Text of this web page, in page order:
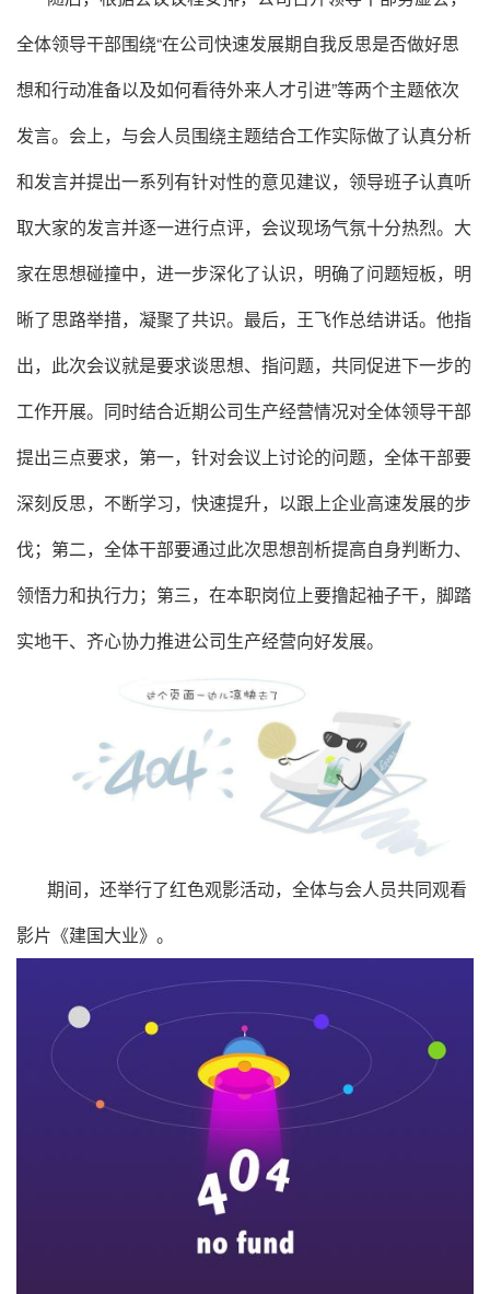
全体领导干部围绕“在公司快速发展期自我反思是否做好思
想和行动准备以及如何看待外来人才引进”等两个主题依次
发言。会上，与会人员围绕主题结合工作实际做了认真分析
和发言并提出一系列有针对性的意见建议，领导班子认真听
取大家的发言并逐一进行点评，会议现场气氛十分热烈。大
家在思想碰撞中，进一步深化了认识，明确了问题短板，明
晰了思路举措，凝聚了共识。 最后，王飞作总结讲话。他指
出，此次会议就是要求谈思想、指问题，共同促进下一步的
工作开展。同时结合近期公司生产经营情况对全体领导干部
提出三点要求，第一，针对会议上讨论的问题，全体干部要
深刻反思，不断学习，快速提升，以跟上企业高速发展的步
伐；第二，全体干部要通过此次思想剖析提高自身判断力、
领悟力和执行力；第三，在本职岗位上要撸起袖子干，脚踏
实地干、齐心协力推进公司生产经营向好发展。
期间，还举行了红色观影活动，全体与会人员共同观看
影片《建国大业》。